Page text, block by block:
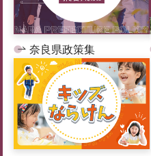
奈良県政策集